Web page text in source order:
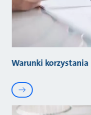
Warunki korzystania